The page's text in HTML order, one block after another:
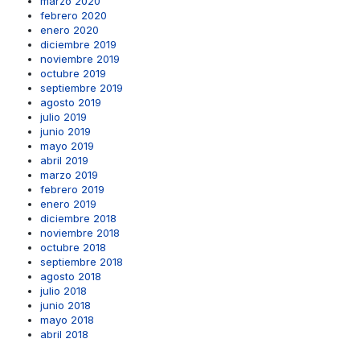
febrero 2020
enero 2020
diciembre 2019
noviembre 2019
octubre 2019
septiembre 2019
agosto 2019
julio 2019
junio 2019
mayo 2019
abril 2019
marzo 2019
febrero 2019
enero 2019
diciembre 2018
noviembre 2018
octubre 2018
septiembre 2018
agosto 2018
julio 2018
junio 2018
mayo 2018
abril 2018